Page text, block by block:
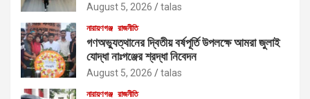
August 5, 2026 talas
নারায়ণগঞ্জ রাজনীতি
গণঅভ্যুত্থানের দ্বিতীয় বর্ষপূর্তি উপলক্ষে আমরা জুলাই
যোদ্ধা নাঃগঞ্জের শ্রদ্ধা নিবেদন
August 5, 2026 talas
নারায়ণগঞ্জ রাজনীতি